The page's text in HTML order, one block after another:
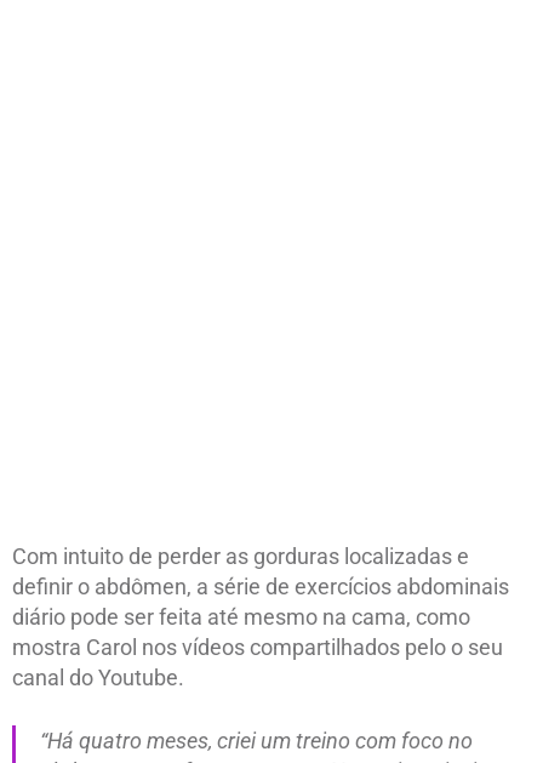
Com intuito de perder as gorduras localizadas e
definir o abdômen, a série de exercícios abdominais
diário pode ser feita até mesmo na cama, como
mostra Carol nos vídeos compartilhados pelo o seu
canal do Youtube.
“Há quatro meses, criei um treino com foco no